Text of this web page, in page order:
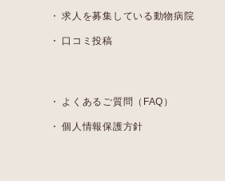
求人を募集している動物病院
口コミ投稿
よくあるご質問（FAQ）
個人情報保護方針